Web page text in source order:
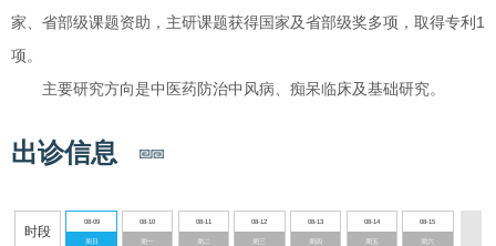
家、省部级课题资助，主研课题获得国家及省部级奖多项，取得专利1
项。
主要研究方向是中医药防治中风病、痴呆临床及基础研究。
出诊信息
时段
08-09
周日
08-10
周一
08-11 08-12
周三
08-13
周四
08-14
周五
08-15
周六